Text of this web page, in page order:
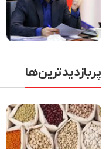
پربازدیدترین‌ها